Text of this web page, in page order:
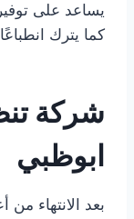
يساعد على
كما يترك انطباعًا
شركة
ابوظبي
بعد الانتهاء من